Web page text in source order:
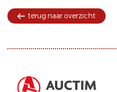
terug naar overzicht